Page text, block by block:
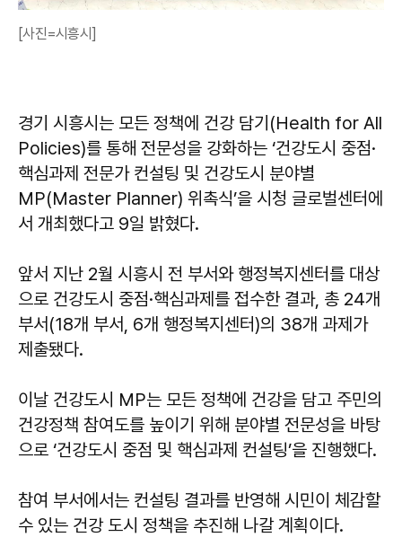
[사진=시흥시]
경기 시흥시는 모든 정책에 건강 담기(Health for All
Policies)를 통해 전문성을 강화하는 ‘건강도시 중점·
핵심과제 전문가 컨설팅 및 건강도시 분야별
MP(Master Planner) 위촉식’을 시청 글로벌센터에
서 개최했다고 9일 밝혔다.
앞서 지난 2월 시흥시 전 부서와 행정복지센터를 대상
으로 건강도시 중점·핵심과제를 접수한 결과, 총 24개
부서(18개 부서, 6개 행정복지센터)의 38개 과제가
제출됐다.
이날 건강도시 MP는 모든 정책에 건강을 담고 주민의
건강정책 참여도를 높이기 위해 분야별 전문성을 바탕
으로 ‘건강도시 중점 및 핵심과제 컨설팅’을 진행했다.
참여 부서에서는 컨설팅 결과를 반영해 시민이 체감할
수 있는 건강 도시 정책을 추진해 나갈 계획이다.